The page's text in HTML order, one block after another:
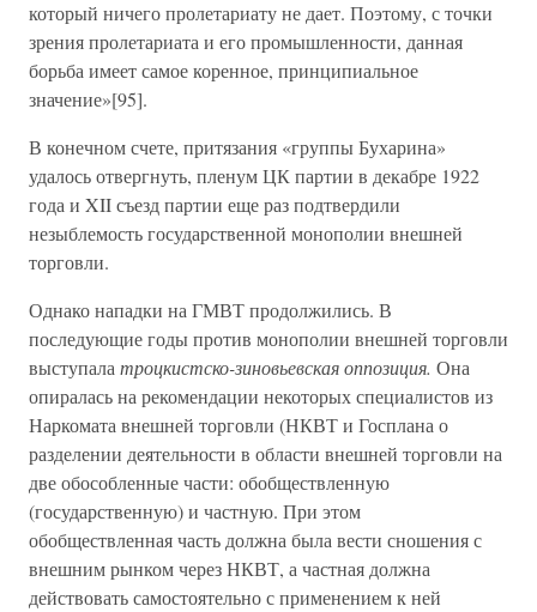
который ничего пролетариату не дает. Поэтому, с точки
зрения пролетариата и его промышленности, данная
борьба имеет самое коренное, принципиальное
значение»[95].
В конечном счете, притязания «группы Бухарина»
удалось отвергнуть, пленум ЦК партии в декабре 1922
года и XII съезд партии еще раз подтвердили
незыблемость государственной монополии внешней
торговли.
Однако нападки на ГМВТ продолжились. В
последующие годы против монополии внешней торговли
выступала троцкистско-зиновьевская оппозиция. Она
опиралась на рекомендации некоторых специалистов из
Наркомата внешней торговли (НКВТ и Госплана о
разделении деятельности в области внешней торговли на
две обособленные части: обобществленную
(государственную) и частную. При этом
обобществленная часть должна была вести сношения с
внешним рынком через НКВТ, а частная должна
действовать самостоятельно с применением к ней